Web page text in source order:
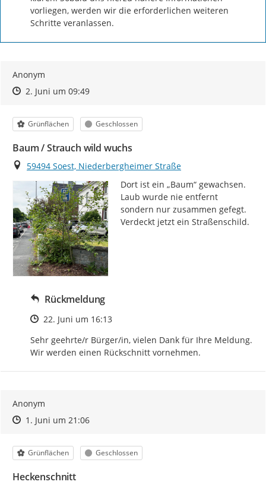
vorliegen, werden wir die erforderlichen weiteren
Schritte veranlassen.
Anonym
Zeitpunkt des Erstellens
Zeitpunkt des Erstellens
2. Juni um 09:49Zur Äußerung
Kategorie
Grünflächen Status
Geschlossen
Baum / Strauch wild wuchs
Ort
59494 Soest, Niederbergheimer Straße
Dort ist ein „Baum“ gewachsen.
Laub wurde nie entfernt
sondern nur zusammen gefegt.
Verdeckt jetzt ein Straßenschild.
Rückmeldung
Zeitpunkt des Erstellens
22. Juni um 16:13
Sehr geehrte/r Bürger/in, vielen Dank für Ihre Meldung.
Wir werden einen Rückschnitt vornehmen.
Anonym
Zeitpunkt des Erstellens
Zeitpunkt des Erstellens
1. Juni um 21:06Zur Äußerung
Kategorie
Grünflächen Status
Geschlossen
Heckenschnitt